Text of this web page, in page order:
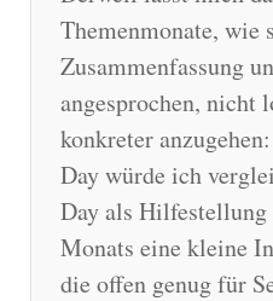
Themenmonate, wie
Zusammenfassung
angesprochen, nicht
konkreter
Day würde ich
Day als Hilfestellung
Monats eine kleine
die offen genug für